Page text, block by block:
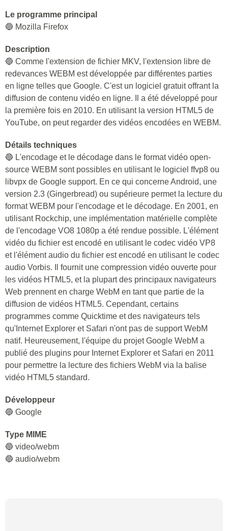
Le programme principal
🔵 Mozilla Firefox
Description
🔵 Comme l'extension de fichier MKV, l'extension libre de
redevances WEBM est développée par différentes parties
en ligne telles que Google. C'est un logiciel gratuit offrant la
diffusion de contenu vidéo en ligne. Il a été développé pour
la première fois en 2010. En utilisant la version HTML5 de
YouTube, on peut regarder des vidéos encodées en WEBM.
Détails techniques
🔵 L'encodage et le décodage dans le format vidéo open-
source WEBM sont possibles en utilisant le logiciel ffvp8 ou
libvpx de Google support. En ce qui concerne Android, une
version 2.3 (Gingerbread) ou supérieure permet la lecture du
format WEBM pour l'encodage et le décodage. En 2001, en
utilisant Rockchip, une implémentation matérielle complète
de l'encodage VO8 1080p a été rendue possible. L'élément
vidéo du fichier est encodé en utilisant le codec vidéo VP8
et l'élément audio du fichier est encodé en utilisant le codec
audio Vorbis. Il fournit une compression vidéo ouverte pour
les vidéos HTML5, et la plupart des principaux navigateurs
Web prennent en charge WebM en tant que partie de la
diffusion de vidéos HTML5. Cependant, certains
programmes comme Quicktime et des navigateurs tels
qu'Internet Explorer et Safari n'ont pas de support WebM
natif. Heureusement, l'équipe du projet Google WebM a
publié des plugins pour Internet Explorer et Safari en 2011
pour permettre la lecture des fichiers WebM via la balise
vidéo HTML5 standard.
Développeur
🔵 Google
Type MIME
🔵 video/webm
🔵 audio/webm